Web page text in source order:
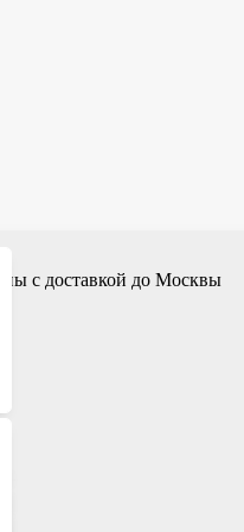
с доставкой до Москвы